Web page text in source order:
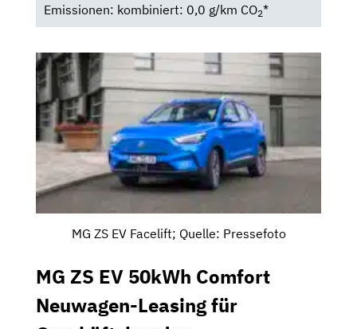
Emissionen: kombiniert: 0,0 g/km CO2*
MG ZS EV Facelift; Quelle: Pressefoto
MG ZS EV 50kWh Comfort
Neuwagen-Leasing für